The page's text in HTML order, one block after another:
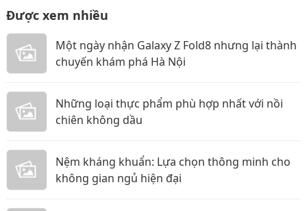
Được xem nhiều
Một ngày nhận Galaxy Z Fold8 nhưng lại thành
chuyến khám phá Hà Nội
Những loại thực phẩm phù hợp nhất với nồi
chiên không dầu
Nệm kháng khuẩn: Lựa chọn thông minh cho
không gian ngủ hiện đại